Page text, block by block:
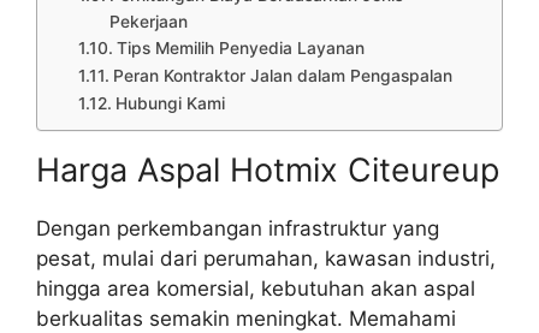
Pekerjaan
Tips Memilih Penyedia Layanan
Peran Kontraktor Jalan dalam Pengaspalan
Hubungi Kami
Harga Aspal Hotmix Citeureup
Dengan perkembangan infrastruktur yang
pesat, mulai dari perumahan, kawasan industri,
hingga area komersial, kebutuhan akan aspal
berkualitas semakin meningkat. Memahami